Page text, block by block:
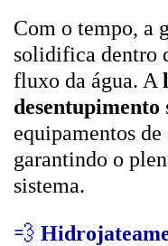
Com o tempo, a
solidifica dentro
fluxo da água. A
desentupimento
equipamentos de
garantindo o
sistema.
💨